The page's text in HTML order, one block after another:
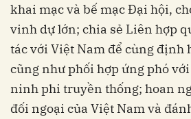
khai mạc và bế mạc Đại hội,
vinh dự lớn; chia sẻ Liên hợp
tác với Việt Nam để cùng định
cũng như phối hợp ứng phó
ninh phi truyền thống; hoan
đối ngoại của Việt Nam và